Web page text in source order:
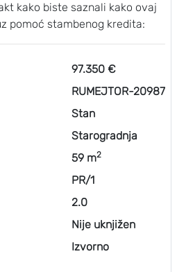
kako biste saznali kako ovaj
pomoć stambenog kredita:
97.350 €
RUMEJTOR-20987
Stan
Starogradnja
59 m2
PR/1
2.0
Nije uknjižen
Izvorno